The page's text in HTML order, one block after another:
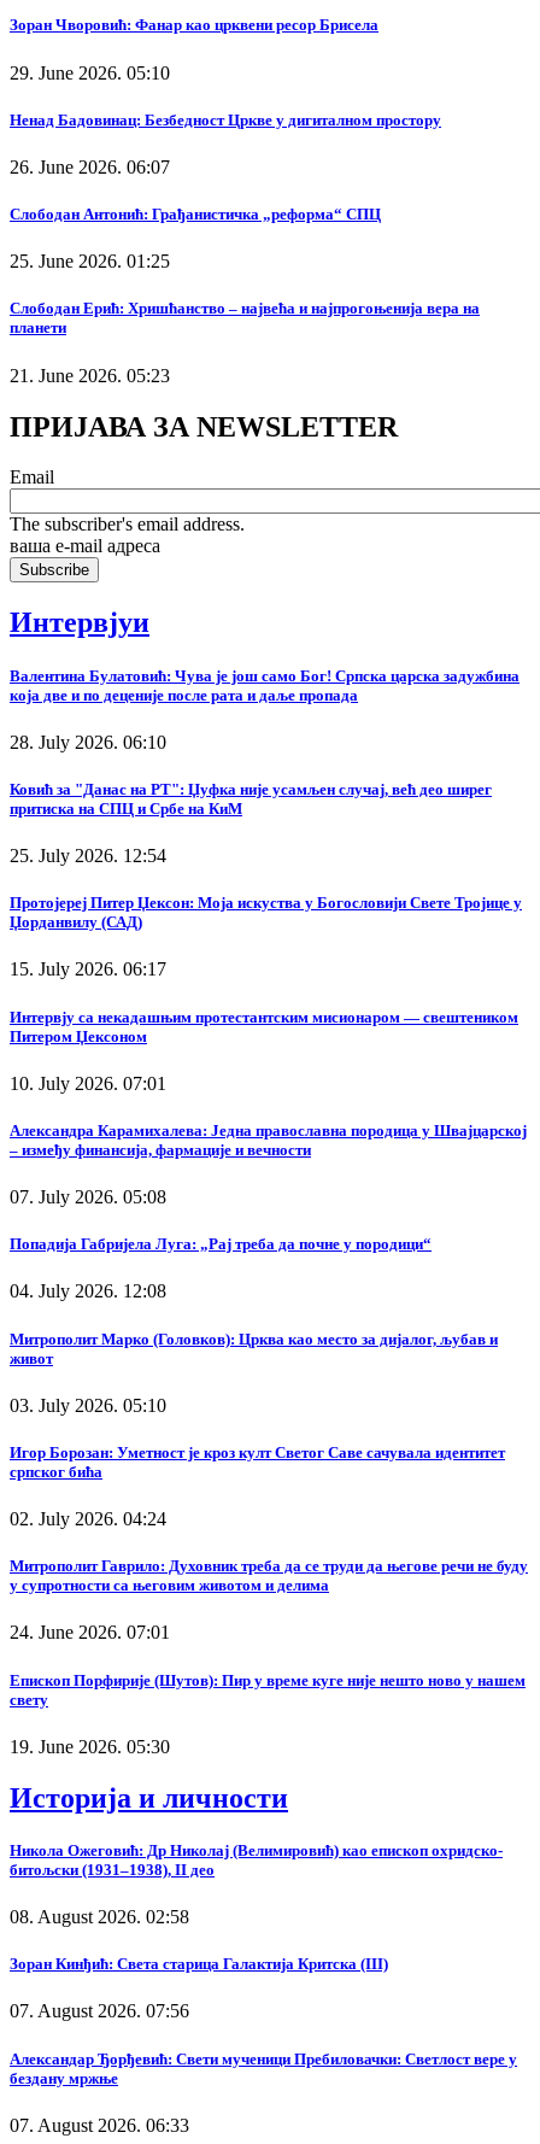
Зоран Чворовић: Фанар као црквени ресор Брисела
29. June 2026. 05:10
Ненад Бадовинац: Безбедност Цркве у дигиталном простору
26. June 2026. 06:07
Слободан Антонић: Грађанистичка „реформа“ СПЦ
25. June 2026. 01:25
Слободан Ерић: Хришћанство – највећа и најпрогоњенија вера на
планети
21. June 2026. 05:23
ПРИЈАВА ЗА NEWSLETTER
Email
The subscriber's email address.
ваша е-mail адреса
Интервјуи
Валентина Булатовић: Чува је још само Бог! Српска царска задужбина
која две и по деценије после рата и даље пропада
28. July 2026. 06:10
Ковић за "Данас на РТ": Џуфка није усамљен случај, већ део ширег
притиска на СПЦ и Србе на КиМ
25. July 2026. 12:54
Протојереј Питер Џексон: Моја искуства у Богословији Свете Тројице у
Џорданвилу (САД)
15. July 2026. 06:17
Интервју са некадашњим протестантским мисионаром — свештеником
Питером Џексоном
10. July 2026. 07:01
Александра Карамихалева: Једна православна породица у Швајцарској
– између финансија, фармације и вечности
07. July 2026. 05:08
Попадија Габријела Луга: „Рај треба да почне у породици“
04. July 2026. 12:08
Митрополит Марко (Головков): Црква као место за дијалог, љубав и
живот
03. July 2026. 05:10
Игор Борозан: Уметност је кроз култ Светог Саве сачувала идентитет
српског бића
02. July 2026. 04:24
Митрополит Гаврило: Духовник треба да се труди да његове речи не буду
у супротности са његовим животом и делима
24. June 2026. 07:01
Епископ Порфирије (Шутов): Пир у време куге није нешто ново у нашем
свету
19. June 2026. 05:30
Историја и личности
Никола Ожеговић: Др Николај (Велимировић) као епископ охридско-
битољски (1931–1938), II део
08. August 2026. 02:58
Зоран Кинђић: Света старица Галактија Критска (III)
07. August 2026. 07:56
Александар Ђорђевић: Свети мученици Пребиловачки: Светлост вере у
бездану мржње
07. August 2026. 06:33